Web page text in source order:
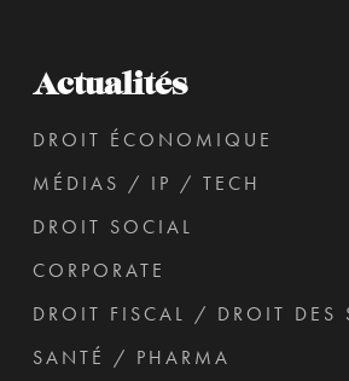
Actualités
DROIT ÉCONOMIQUE
MÉDIAS / IP / TECH
DROIT SOCIAL
CORPORATE
DROIT FISCAL / DROIT DES
SANTÉ / PHARMA